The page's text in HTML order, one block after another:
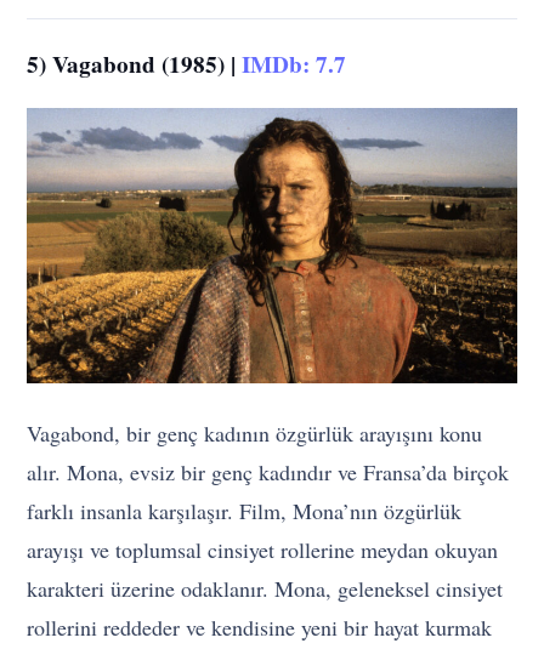
5) Vagabond (1985) |IMDb: 7.7
Vagabond, bir genç kadının özgürlük arayışını konu
alır. Mona, evsiz bir genç kadındır ve Fransa’da birçok
farklı insanla karşılaşır. Film, Mona’nın özgürlük
arayışı ve toplumsal cinsiyet rollerine meydan okuyan
karakteri üzerine odaklanır. Mona, geleneksel cinsiyet
rollerini reddeder ve kendisine yeni bir hayat kurmak